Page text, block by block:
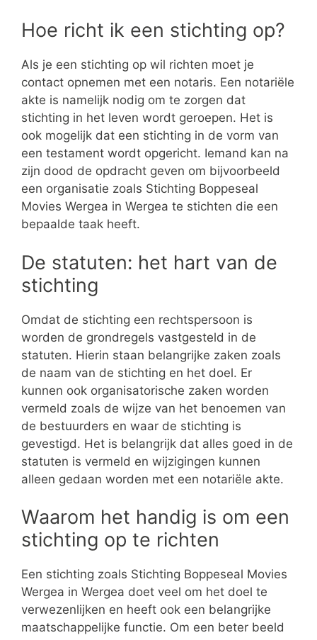
Hoe richt ik een stichting op?
Als je een stichting op wil richten moet je
contact opnemen met een notaris. Een notariële
akte is namelijk nodig om te zorgen dat
stichting in het leven wordt geroepen. Het is
ook mogelijk dat een stichting in de vorm van
een testament wordt opgericht. Iemand kan na
zijn dood de opdracht geven om bijvoorbeeld
een organisatie zoals Stichting Boppeseal
Movies Wergea in Wergea te stichten die een
bepaalde taak heeft.
De statuten: het hart van de
stichting
Omdat de stichting een rechtspersoon is
worden de grondregels vastgesteld in de
statuten. Hierin staan belangrijke zaken zoals
de naam van de stichting en het doel. Er
kunnen ook organisatorische zaken worden
vermeld zoals de wijze van het benoemen van
de bestuurders en waar de stichting is
gevestigd. Het is belangrijk dat alles goed in de
statuten is vermeld en wijzigingen kunnen
alleen gedaan worden met een notariële akte.
Waarom het handig is om een
stichting op te richten
Een stichting zoals Stichting Boppeseal Movies
Wergea in Wergea doet veel om het doel te
verwezenlijken en heeft ook een belangrijke
maatschappelijke functie. Om een beter beeld